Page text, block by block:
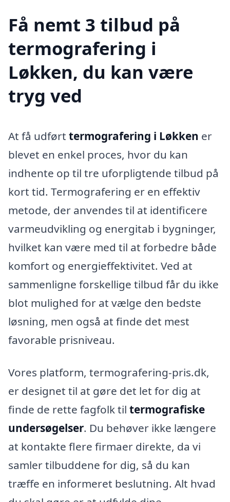
Få nemt 3 tilbud på
termografering i
Løkken, du kan være
tryg ved
At få udført termografering i Løkken er
blevet en enkel proces, hvor du kan
indhente op til tre uforpligtende tilbud på
kort tid. Termografering er en effektiv
metode, der anvendes til at identificere
varmeudvikling og energitab i bygninger,
hvilket kan være med til at forbedre både
komfort og energieffektivitet. Ved at
sammenligne forskellige tilbud får du ikke
blot mulighed for at vælge den bedste
løsning, men også at finde det mest
favorable prisniveau.
Vores platform, termografering-pris.dk,
er designet til at gøre det let for dig at
finde de rette fagfolk til termografiske
undersøgelser. Du behøver ikke længere
at kontakte flere firmaer direkte, da vi
samler tilbuddene for dig, så du kan
træffe en informeret beslutning. Alt hvad